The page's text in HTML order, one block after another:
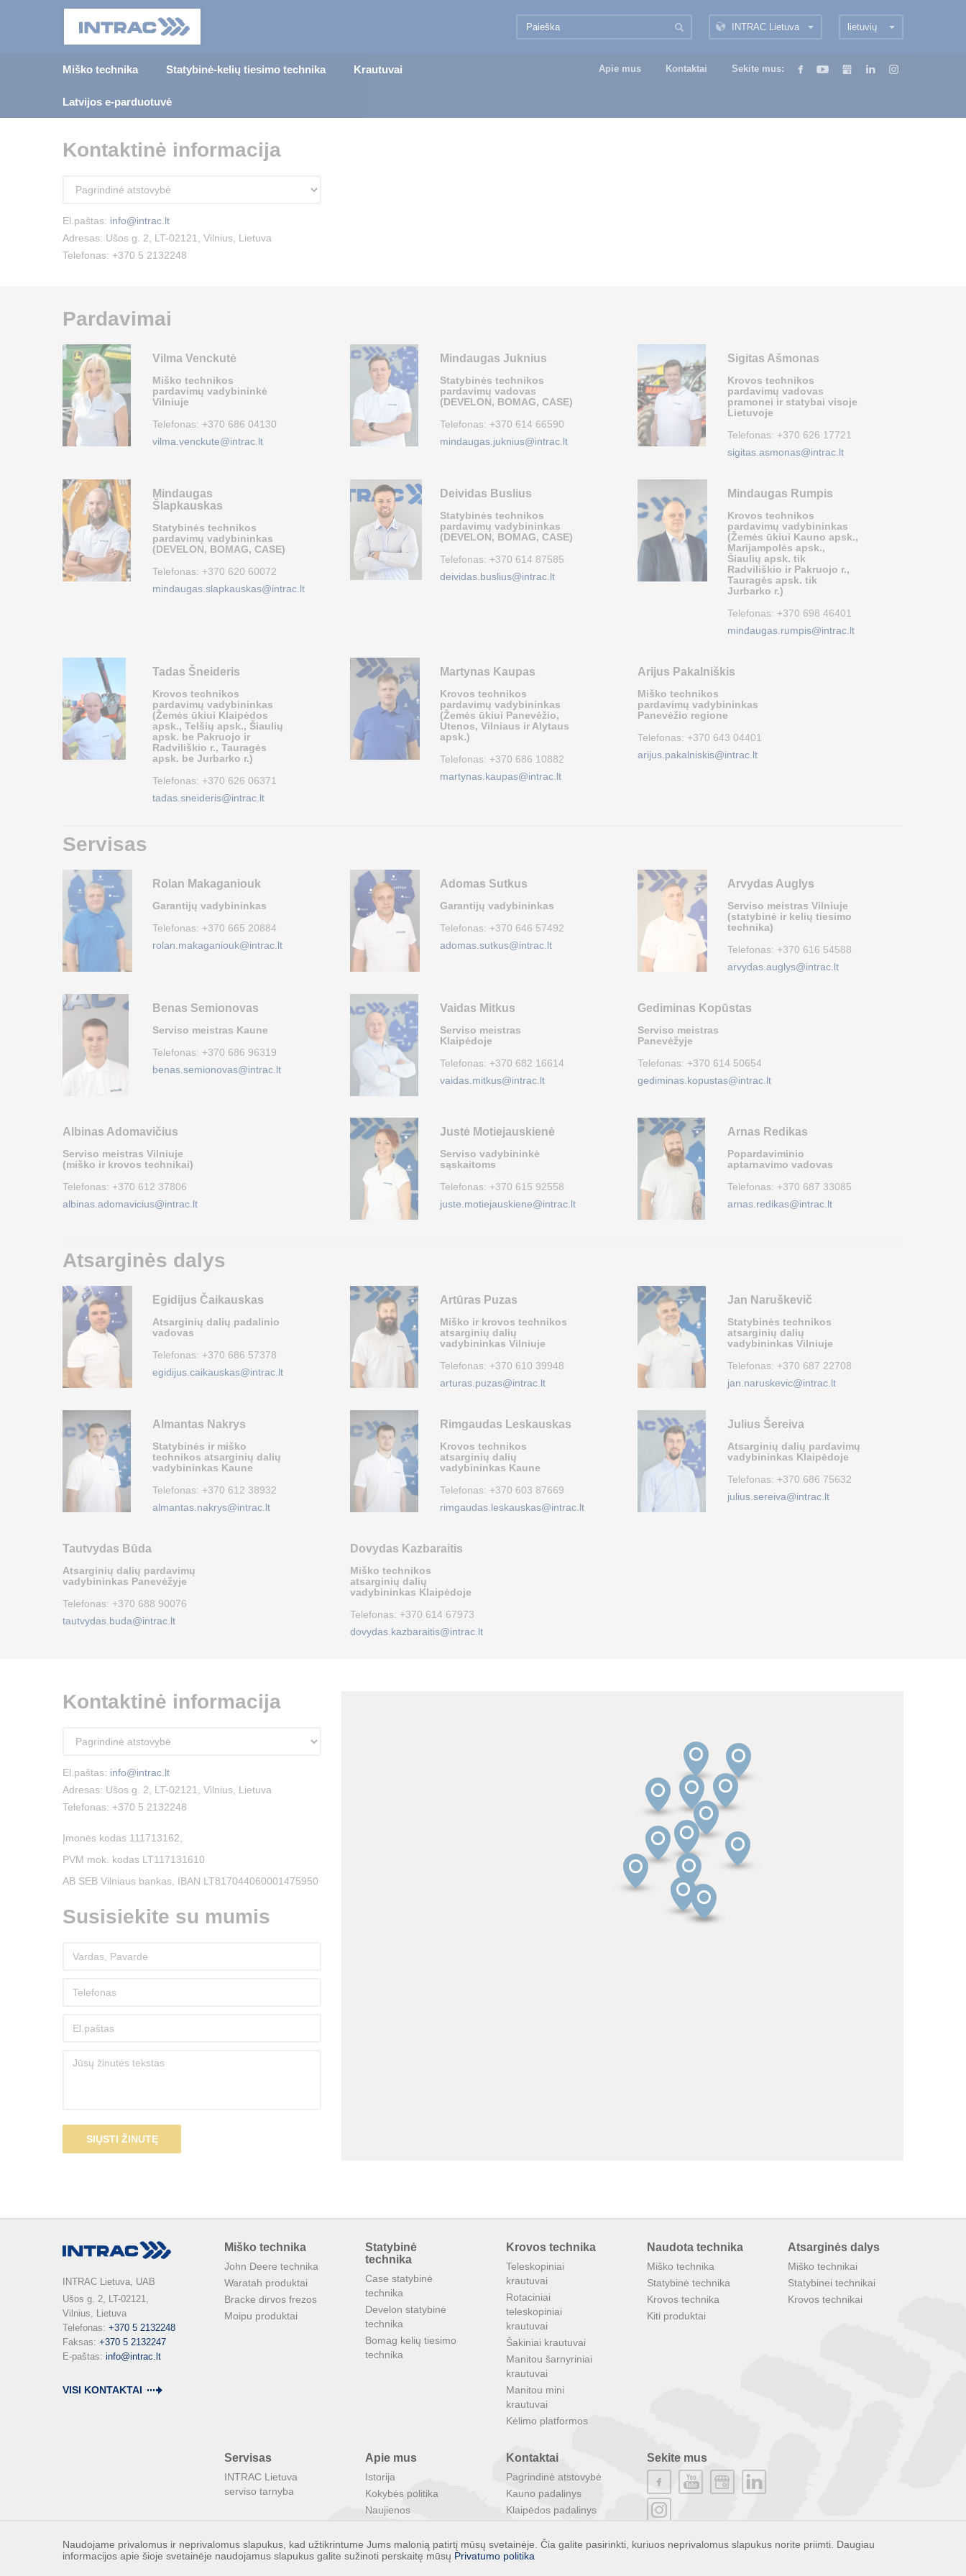
lietuvių
INTRAC Lietuva
Miško technika Statybinė-kelių tiesimo technika Krautuvai
Latvijos e-parduotuvė
Apie mus Kontaktai Sekite mus:
Kontaktinė informacija
El.paštas: info@intrac.lt
Adresas: Ušos g. 2, LT-02121, Vilnius, Lietuva
Telefonas: +370 5 2132248
Pardavimai
Vilma Venckutė
Miško technikos
pardavimų vadybininkė
Vilniuje
Telefonas: +370 686 04130
vilma.venckute@intrac.lt
Mindaugas Juknius
Statybinės technikos
pardavimų vadovas
(DEVELON, BOMAG, CASE)
Telefonas: +370 614 66590
mindaugas.juknius@intrac.lt
Sigitas Ašmonas
Krovos technikos
pardavimų vadovas
pramonei ir statybai visoje
Lietuvoje
Telefonas: +370 626 17721
sigitas.asmonas@intrac.lt
Mindaugas
Šlapkauskas
Statybinės technikos
pardavimų vadybininkas
(DEVELON, BOMAG, CASE)
Telefonas: +370 620 60072
mindaugas.slapkauskas@intrac.lt
Deividas Buslius
Statybinės technikos
pardavimų vadybininkas
(DEVELON, BOMAG, CASE)
Telefonas: +370 614 87585
deividas.buslius@intrac.lt
Mindaugas Rumpis
Krovos technikos
pardavimų vadybininkas
(Žemės ūkiui Kauno apsk.,
Marijampolės apsk.,
Šiaulių apsk. tik
Radviliškio ir Pakruojo r.,
Tauragės apsk. tik
Jurbarko r.)
Telefonas: +370 698 46401
mindaugas.rumpis@intrac.lt
Tadas Šneideris
Krovos technikos
pardavimų vadybininkas
(Žemės ūkiui Klaipėdos
apsk., Telšių apsk., Šiaulių
apsk. be Pakruojo ir
Radviliškio r., Tauragės
apsk. be Jurbarko r.)
Telefonas: +370 626 06371
tadas.sneideris@intrac.lt
Martynas Kaupas
Krovos technikos
pardavimų vadybininkas
(Žemės ūkiui Panevėžio,
Utenos, Vilniaus ir Alytaus
apsk.)
Telefonas: +370 686 10882
martynas.kaupas@intrac.lt
Arijus Pakalniškis
Miško technikos
pardavimų vadybininkas
Panevėžio regione
Telefonas: +370 643 04401
arijus.pakalniskis@intrac.lt
Servisas
Rolan Makaganiouk
Garantijų vadybininkas
Telefonas: +370 665 20884
rolan.makaganiouk@intrac.lt
Adomas Sutkus
Garantijų vadybininkas
Telefonas: +370 646 57492
adomas.sutkus@intrac.lt
Arvydas Auglys
Serviso meistras Vilniuje
(statybinė ir kelių tiesimo
technika)
Telefonas: +370 616 54588
arvydas.auglys@intrac.lt
Benas Semionovas
Serviso meistras Kaune
Telefonas: +370 686 96319
benas.semionovas@intrac.lt
Vaidas Mitkus
Serviso meistras
Klaipėdoje
Telefonas: +370 682 16614
vaidas.mitkus@intrac.lt
Gediminas Kopūstas
Serviso meistras
Panevėžyje
Telefonas: +370 614 50654
gediminas.kopustas@intrac.lt
Albinas Adomavičius
Serviso meistras Vilniuje
(miško ir krovos technikai)
Telefonas: +370 612 37806
albinas.adomavicius@intrac.lt
Justė Motiejauskienė
Serviso vadybininkė
sąskaitoms
Telefonas: +370 615 92558
juste.motiejauskiene@intrac.lt
Arnas Redikas
Popardaviminio
aptarnavimo vadovas
Telefonas: +370 687 33085
arnas.redikas@intrac.lt
Atsarginės dalys
Egidijus Čaikauskas
Atsarginių dalių padalinio
vadovas
Telefonas: +370 686 57378
egidijus.caikauskas@intrac.lt
Artūras Puzas
Miško ir krovos technikos
atsarginių dalių
vadybininkas Vilniuje
Telefonas: +370 610 39948
arturas.puzas@intrac.lt
Jan Naruškevič
Statybinės technikos
atsarginių dalių
vadybininkas Vilniuje
Telefonas: +370 687 22708
jan.naruskevic@intrac.lt
Almantas Nakrys
Statybinės ir miško
technikos atsarginių dalių
vadybininkas Kaune
Telefonas: +370 612 38932
almantas.nakrys@intrac.lt
Rimgaudas Leskauskas
Krovos technikos
atsarginių dalių
vadybininkas Kaune
Telefonas: +370 603 87669
rimgaudas.leskauskas@intrac.lt
Julius Šereiva
Atsarginių dalių pardavimų
vadybininkas Klaipėdoje
Telefonas: +370 686 75632
julius.sereiva@intrac.lt
Tautvydas Būda
Atsarginių dalių pardavimų
vadybininkas Panevėžyje
Telefonas: +370 688 90076
tautvydas.buda@intrac.lt
Dovydas Kazbaraitis
Miško technikos
atsarginių dalių
vadybininkas Klaipėdoje
Telefonas: +370 614 67973
dovydas.kazbaraitis@intrac.lt
Kontaktinė informacija
El.paštas: info@intrac.lt
Adresas: Ušos g. 2, LT-02121, Vilnius, Lietuva
Telefonas: +370 5 2132248
Įmonės kodas 111713162,
PVM mok. kodas LT117131610
AB SEB Vilniaus bankas, IBAN LT817044060001475950
Susisiekite su mumis
SIŲSTI ŽINUTĘ
INTRAC Lietuva, UAB
Ušos g. 2, LT-02121,
Vilnius, Lietuva
Telefonas: +370 5 2132248
Faksas: +370 5 2132247
E-paštas: info@intrac.lt
VISI KONTAKTAI
Miško technika
John Deere technika
Waratah produktai
Bracke dirvos frezos
Moipu produktai
Statybinė
technika
Case statybinė
technika
Develon statybinė
technika
Bomag kelių tiesimo
technika
Krovos technika
Teleskopiniai
krautuvai
Rotaciniai
teleskopiniai
krautuvai
Šakiniai krautuvai
Manitou šarnyriniai
krautuvai
Manitou mini
krautuvai
Kėlimo platformos
Naudota technika
Miško technika
Statybinė technika
Krovos technika
Kiti produktai
Atsarginės dalys
Miško technikai
Statybinei technikai
Krovos technikai
Servisas
INTRAC Lietuva
serviso tarnyba
Apie mus
Istorija
Kokybės politika
Naujienos
Darbo pasiūlymai
Specialūs pasiūlymai
Kontaktai
Pagrindinė atstovybė
Kauno padalinys
Klaipėdos padalinys
INTRAC Latvija
INTRAC Estija
Sekite mus
Naudojame privalomus ir neprivalomus slapukus, kad užtikrintume Jums malonią patirtį mūsų svetainėje. Čia galite pasirinkti, kuriuos neprivalomus slapukus norite priimti. Daugiau
informacijos apie šioje svetainėje naudojamus slapukus galite sužinoti perskaitę mūsų Privatumo politika